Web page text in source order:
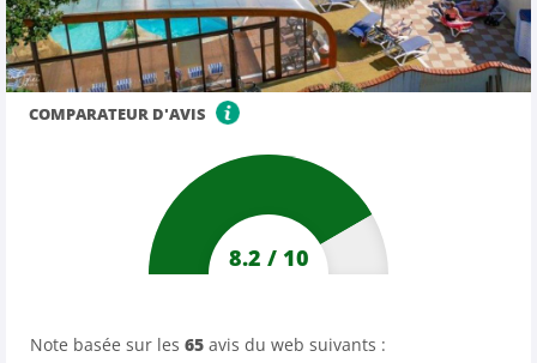
COMPARATEUR D'AVIS
8.2 / 10
Note basée sur les 65 avis du web suivants :